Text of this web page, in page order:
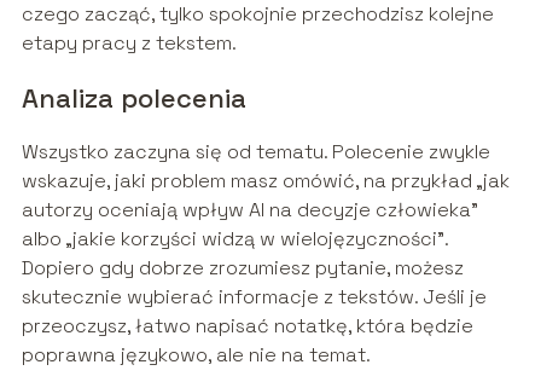
czego zacząć, tylko spokojnie przechodzisz kolejne
etapy pracy z tekstem.
Analiza polecenia
Wszystko zaczyna się od tematu. Polecenie zwykle
wskazuje, jaki problem masz omówić, na przykład „jak
autorzy oceniają wpływ AI na decyzje człowieka”
albo „jakie korzyści widzą w wielojęzyczności”.
Dopiero gdy dobrze zrozumiesz pytanie, możesz
skutecznie wybierać informacje z tekstów. Jeśli je
przeoczysz, łatwo napisać notatkę, która będzie
poprawna językowo, ale nie na temat.